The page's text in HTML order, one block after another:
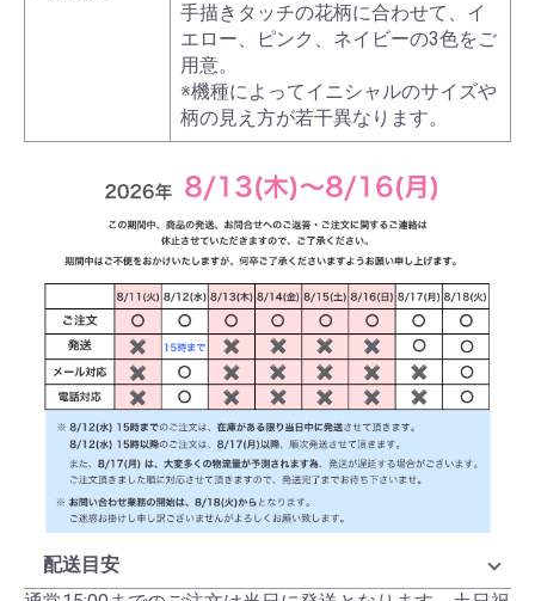
手描きタッチの花柄に合わせて、イ
エロー、ピンク、ネイビーの3色をご
用意。
※機種によってイニシャルのサイズや
柄の見え方が若干異なります。
配送目安